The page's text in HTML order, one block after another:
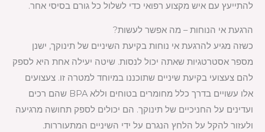
להתייעץ עם איש מקצוע רפואי כדי לשלול כל גורם בסיסי אחר.
הרגעת אי הנוחות – מה אפשר לעשות?
כשזה מגיע להרגעת אי נוחות בקיעת השיניים של תינוקך, ישנן
מספר אסטרטגיות שאתה יכול לנסות. שיטה יעילה אחת היא לספק
להם צעצועי בקיעת שיניים שתוכננו במיוחד למטרה זו. צעצועים
אלו עשויים בדרך כלל מחומרים בטוחים וללא BPA שהם רכים
ועדינים על החניכיים של תינוקך. הם יכולים לספק תחושה מרגיעה
ולעזור להקל על הלחץ הנגרם על ידי השיניים המתעוררות.